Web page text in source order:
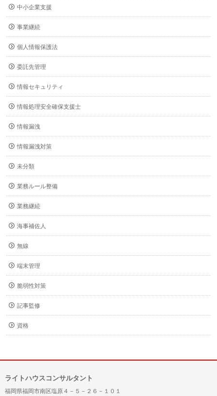
中小企業支援
事業継続
個人情報保護法
委託先管理
情報セキュリティ
情報処理安全確保支援士
情報漏洩
情報漏洩対策
未分類
業務ルール整備
業務継続
海事補佐人
無線
端末管理
脆弱性対策
記事監修
資格
ライトハウスコンサルタント
福岡県福岡市南区塩原４－５－２６－１０１